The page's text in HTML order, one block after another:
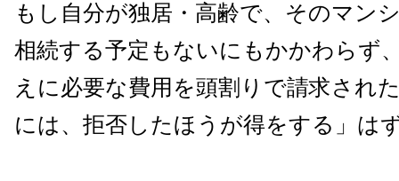
もし自分が独居・高齢で、そのマン
相続する予定もないにもかかわらず
えに必要な費用を頭割りで請求され
には、拒否したほうが得をする」は